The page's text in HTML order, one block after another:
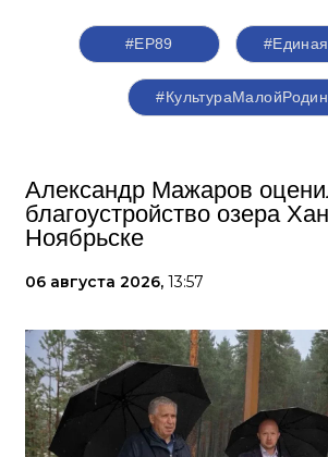
#ЕР89
Александр Мажаров
благоустройство озера
Ноябрьске
06 августа 2026, 13:57